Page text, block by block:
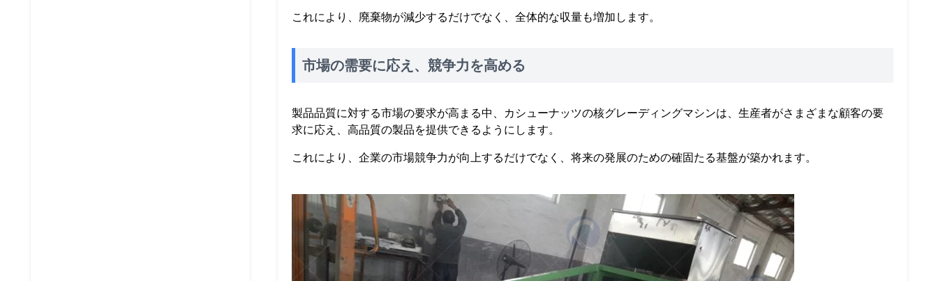
これにより、廃棄物が減少するだけでなく、全体的な収量も増加します。
市場の需要に応え、競争力を高める
製品品質に対する市場の要求が高まる中、カシューナッツの核グレーディングマシンは、生産者がさまざまな顧客の要
求に応え、高品質の製品を提供できるようにします。
これにより、企業の市場競争力が向上するだけでなく、将来の発展のための確固たる基盤が築かれます。